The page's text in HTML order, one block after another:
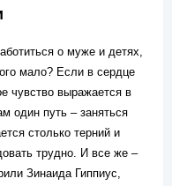
о муже и детях,
мало? Если в сердце
чувство выражается в
один путь – заняться
столько терний и
трудно. И все же –
Зинаида Гиппиус,